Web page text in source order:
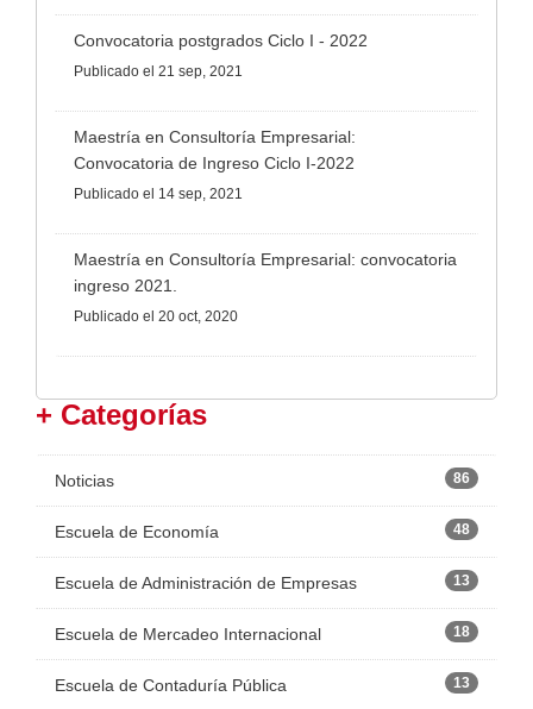
Convocatoria postgrados Ciclo I - 2022
Publicado el 21 sep, 2021
Maestría en Consultoría Empresarial:
Convocatoria de Ingreso Ciclo I-2022
Publicado el 14 sep, 2021
Maestría en Consultoría Empresarial: convocatoria
ingreso 2021.
Publicado el 20 oct, 2020
+ Categorías
Noticias 86
Escuela de Economía 48
Escuela de Administración de Empresas 13
Escuela de Mercadeo Internacional 18
Escuela de Contaduría Pública 13